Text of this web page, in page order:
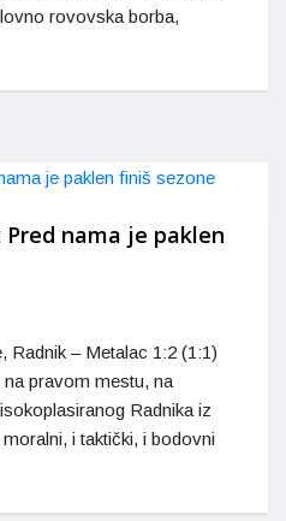
rovovska borba,
nama je paklen
Radnik – Metalac 1:2 (1:1)
pravom mestu, na
Radnika iz
i taktički, i bodovni